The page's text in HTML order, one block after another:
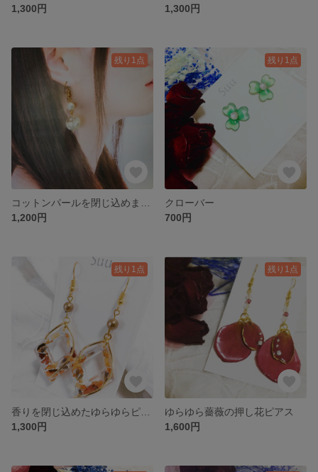
1,300円
1,300円
残り1点
1,200円
残り1点
クローバー
700円
残り1点
1,300円
残り1点
ゆらゆら薔薇の押し花ピアス
1,600円